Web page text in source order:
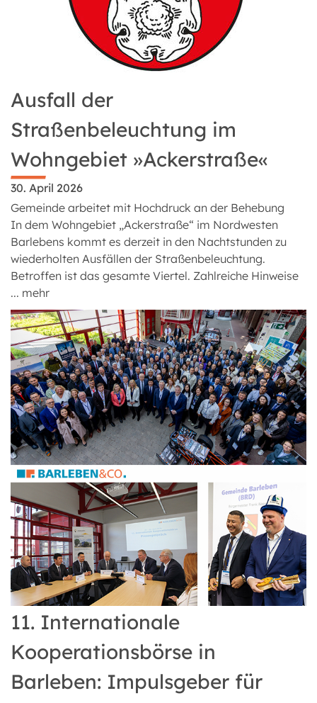
Ausfall der
Straßenbeleuchtung im
Wohngebiet »Ackerstraße«
30. April 2026
Gemeinde arbeitet mit Hochdruck an der Behebung
In dem Wohngebiet „Ackerstraße“ im Nordwesten
Barlebens kommt es derzeit in den Nachtstunden zu
wiederholten Ausfällen der Straßenbeleuchtung.
Betroffen ist das gesamte Viertel. Zahlreiche Hinweise
... mehr
11. Internationale
Kooperationsbörse in
Barleben: Impulsgeber für